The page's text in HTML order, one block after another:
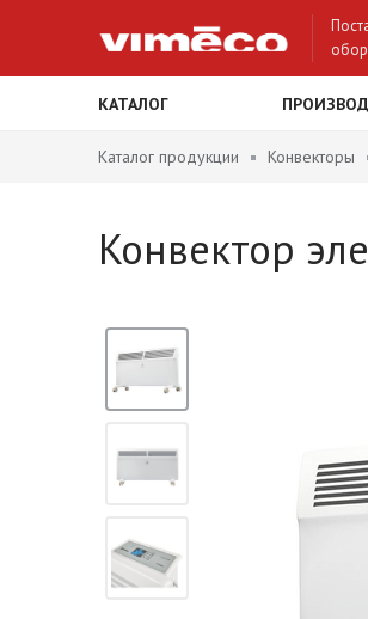
КАТАЛОГ
Каталог продукции Конвекторы
Конвектор